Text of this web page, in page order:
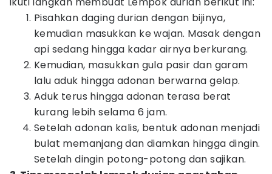
Pisahkan daging durian dengan bijinya,
kemudian masukkan ke wajan. Masak dengan
api sedang hingga kadar airnya berkurang.
Kemudian, masukkan gula pasir dan garam
lalu aduk hingga adonan berwarna gelap.
Aduk terus hingga adonan terasa berat
kurang lebih selama 6 jam.
Setelah adonan kalis, bentuk adonan menjadi
bulat memanjang dan diamkan hingga dingin.
Setelah dingin potong-potong dan sajikan.